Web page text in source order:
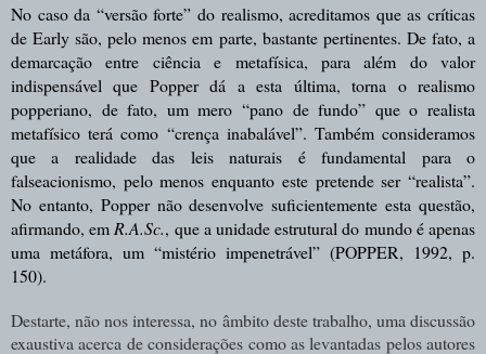
No caso da “versão forte” do realismo, acreditamos que as críticas
de Early são, pelo menos em parte, bastante pertinentes. De fato, a
demarcação entre ciência e metafísica, para além do valor
indispensável que Popper dá a esta última, torna o realismo
popperiano, de fato, um mero “pano de fundo” que o realista
metafísico terá como “crença inabalável”. Também consideramos
que a realidade das leis naturais é fundamental para o
falseacionismo, pelo menos enquanto este pretende ser “realista”.
No entanto, Popper não desenvolve suficientemente esta questão,
afirmando, em R.A.Sc., que a unidade estrutural do mundo é apenas
uma metáfora, um “mistério impenetrável” (POPPER, 1992, p.
150).
Destarte, não nos interessa, no âmbito deste trabalho, uma discussão
exaustiva acerca de considerações como as levantadas pelos autores